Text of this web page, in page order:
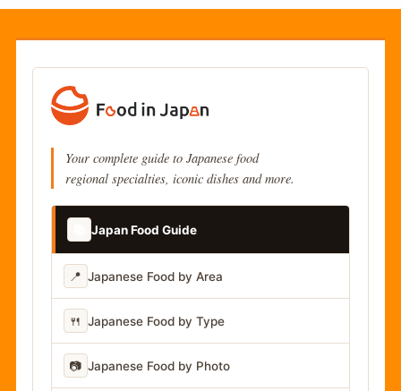
Your complete guide to Japanese food
regional specialties, iconic dishes and more.
Japan Food Guide
📍 Japanese Food by Area
🍴 Japanese Food by Type
📷 Japanese Food by Photo